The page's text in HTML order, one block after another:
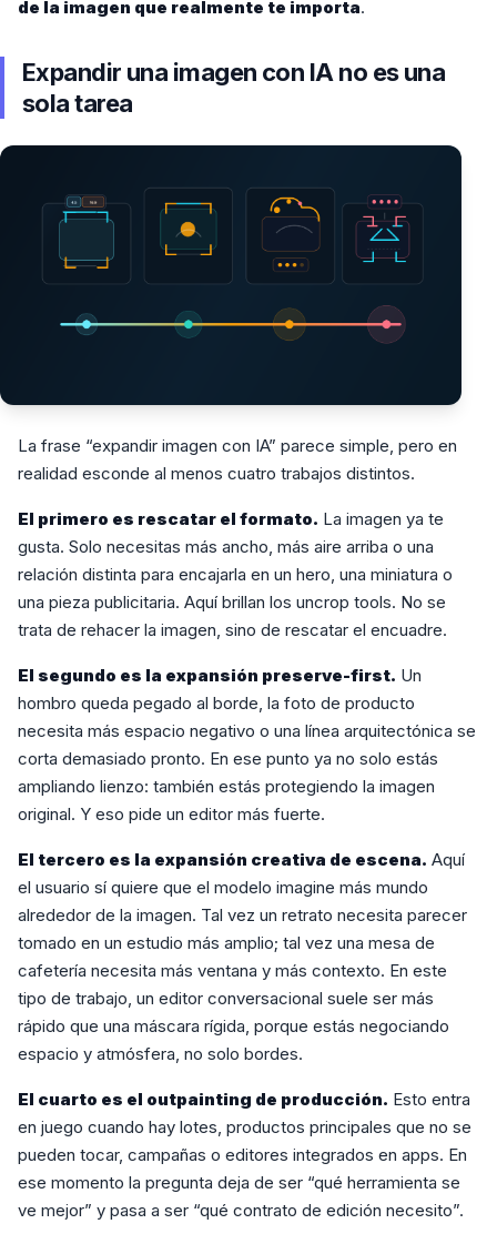
de la imagen que realmente te importa.
Expandir una imagen con IA no es una
sola tarea
La frase “expandir imagen con IA” parece simple, pero en
realidad esconde al menos cuatro trabajos distintos.
El primero es rescatar el formato. La imagen ya te
gusta. Solo necesitas más ancho, más aire arriba o una
relación distinta para encajarla en un hero, una miniatura o
una pieza publicitaria. Aquí brillan los uncrop tools. No se
trata de rehacer la imagen, sino de rescatar el encuadre.
El segundo es la expansión preserve-first. Un
hombro queda pegado al borde, la foto de producto
necesita más espacio negativo o una línea arquitectónica se
corta demasiado pronto. En ese punto ya no solo estás
ampliando lienzo: también estás protegiendo la imagen
original. Y eso pide un editor más fuerte.
El tercero es la expansión creativa de escena. Aquí
el usuario sí quiere que el modelo imagine más mundo
alrededor de la imagen. Tal vez un retrato necesita parecer
tomado en un estudio más amplio; tal vez una mesa de
cafetería necesita más ventana y más contexto. En este
tipo de trabajo, un editor conversacional suele ser más
rápido que una máscara rígida, porque estás negociando
espacio y atmósfera, no solo bordes.
El cuarto es el outpainting de producción. Esto entra
en juego cuando hay lotes, productos principales que no se
pueden tocar, campañas o editores integrados en apps. En
ese momento la pregunta deja de ser “qué herramienta se
ve mejor” y pasa a ser “qué contrato de edición necesito”.